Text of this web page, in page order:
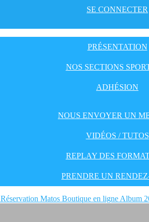
SE CONNECTER
PRÉSENTATION
NOS SECTIONS
ADHÉSION
NOUS ENVOYER UN
VIDÉOS / TUTOS
REPLAY DES
PRENDRE UN
Réservation Matos Boutique en ligne Album